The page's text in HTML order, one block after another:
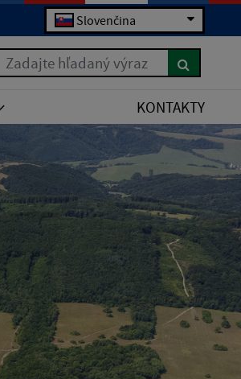
Slovenčina
Zadajte hľadaný výraz
KONTAKTY